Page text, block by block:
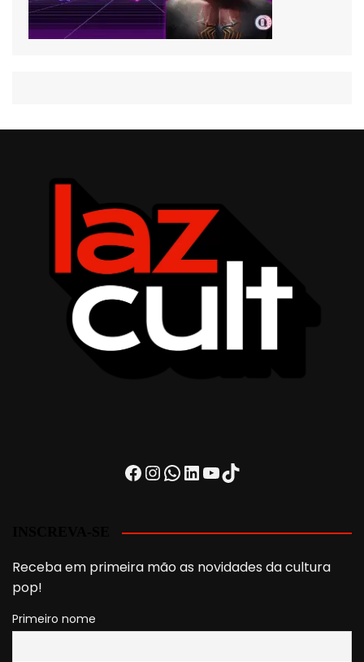
Facebook
Instagram
WhatsApp
LinkedIn
Youtube
TikTok
Receba em primeira mão as novidades da cultura
pop!
Primeiro nome